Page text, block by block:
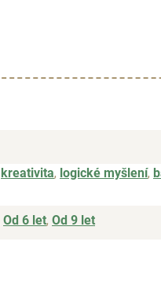
kreativita, logické myšlení,
Od 6 let, Od 9 let